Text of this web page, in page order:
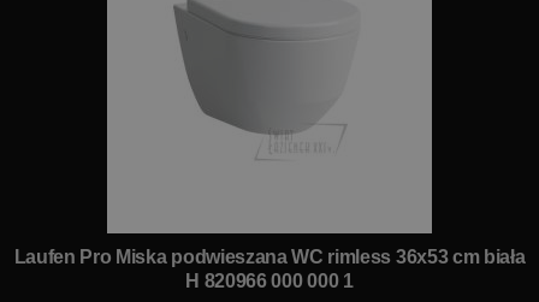
Laufen Pro Miska podwieszana WC rimless 36x53 cm biała
H 820966 000 000 1